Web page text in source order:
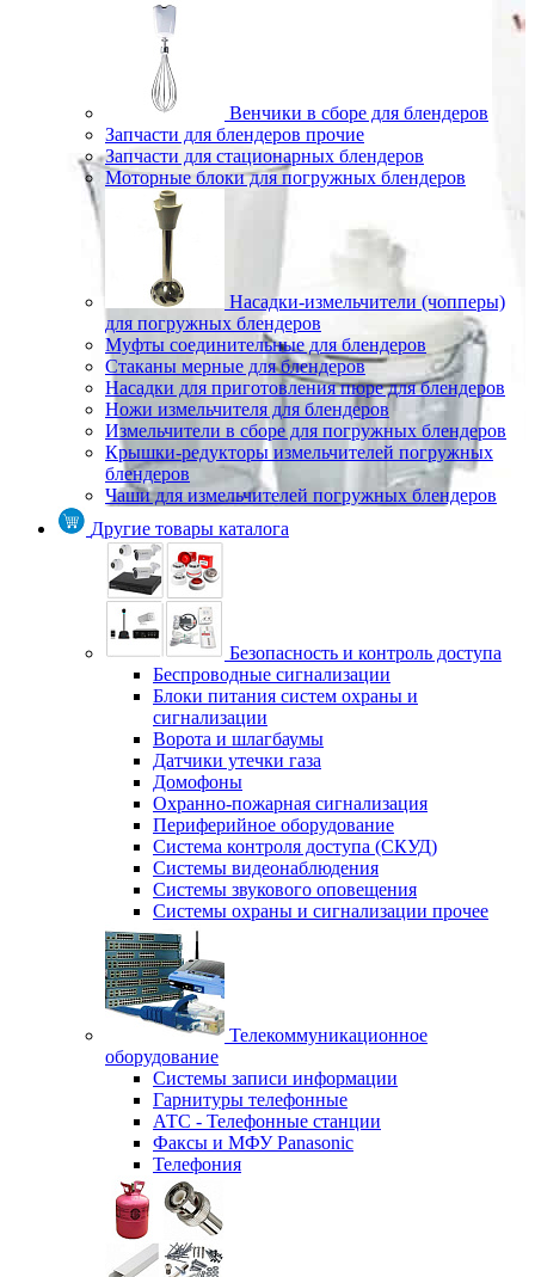
Венчики в сборе для блендеров
Запчасти для блендеров прочие
Запчасти для стационарных блендеров
Моторные блоки для погружных блендеров
Насадки-измельчители (чопперы)
для погружных блендеров
Муфты соединительные для блендеров
Стаканы мерные для блендеров
Насадки для приготовления пюре для блендеров
Ножи измельчителя для блендеров
Измельчители в сборе для погружных блендеров
Крышки-редукторы измельчителей погружных
блендеров
Чаши для измельчителей погружных блендеров
Другие товары каталога
Безопасность и контроль доступа
Беспроводные сигнализации
Блоки питания систем охраны и
сигнализации
Ворота и шлагбаумы
Датчики утечки газа
Домофоны
Охранно-пожарная сигнализация
Периферийное оборудование
Система контроля доступа (СКУД)
Системы видеонаблюдения
Системы звукового оповещения
Системы охраны и сигнализации прочее
Телекоммуникационное
оборудование
Системы записи информации
Гарнитуры телефонные
АТС - Телефонные станции
Факсы и МФУ Panasonic
Телефония